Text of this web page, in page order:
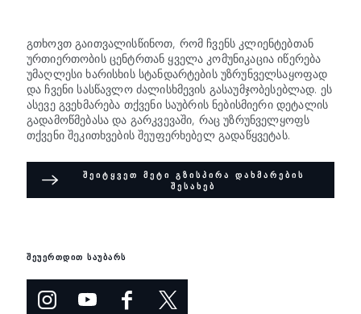
გთხოვთ გაითვალისწინოთ, რომ ჩვენს კლიენტებთან
ურთიერთობის ცენტრთან ყველა კომუნიკაცია იწერება
უმაღლესი ხარისხის სტანდარტების უზრუნველსაყოფად
და ჩვენი სასწავლო ძალისხმევის გასაუმჯობესებლად. ეს
ასევე გვეხმარება თქვენი საუბრის ნებისმიერი დეტალის
გადამოწმებასა და გარკვევაში, რაც უზრუნველყოფს
თქვენი შეკითხვების შეუფერხებელ გადაწყვეტას.
ᲨᲔᲘᲢᲧᲕᲔᲗ ᲛᲔᲢᲘ ᲒᲖᲘᲡᲞᲘᲠᲐ ᲓᲐᲮᲛᲐᲠᲔᲑᲘᲡ
ᲨᲔᲡᲐᲮᲔᲑ
შეუერთდით საუბარს